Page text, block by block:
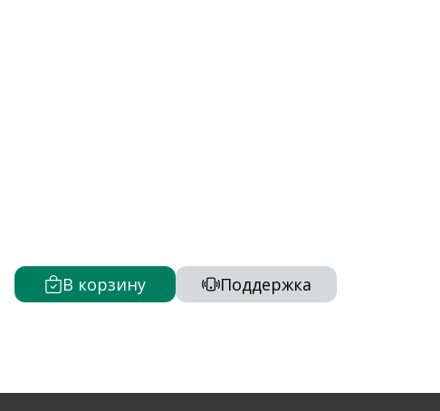
В корзину Поддержка